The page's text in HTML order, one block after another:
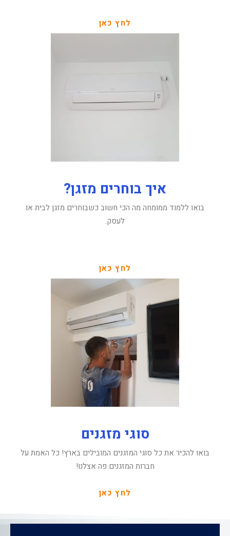
לחץ כאן
איך בוחרים מזגן?
בואו ללמוד ממומחה מה הכי חשוב כשבוחרים מזגן לבית או
לעסק.
לחץ כאן
סוגי מזגנים
בואו להכיר את כל סוגי המזגנים המובילים בארץ! כל האמת על
חברות המזגנים פה אצלנו!
לחץ כאן